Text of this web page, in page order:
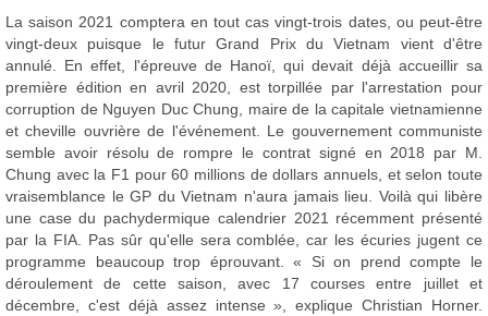
La saison 2021 comptera en tout cas vingt-trois dates, ou peut-être
vingt-deux puisque le futur Grand Prix du Vietnam vient d'être
annulé. En effet, l'épreuve de Hanoï, qui devait déjà accueillir sa
première édition en avril 2020, est torpillée par l'arrestation pour
corruption de Nguyen Duc Chung, maire de la capitale vietnamienne
et cheville ouvrière de l'événement. Le gouvernement communiste
semble avoir résolu de rompre le contrat signé en 2018 par M.
Chung avec la F1 pour 60 millions de dollars annuels, et selon toute
vraisemblance le GP du Vietnam n'aura jamais lieu. Voilà qui libère
une case du pachydermique calendrier 2021 récemment présenté
par la FIA. Pas sûr qu'elle sera comblée, car les écuries jugent ce
programme beaucoup trop éprouvant. « Si on prend compte le
déroulement de cette saison, avec 17 courses entre juillet et
décembre, c'est déjà assez intense », explique Christian Horner.